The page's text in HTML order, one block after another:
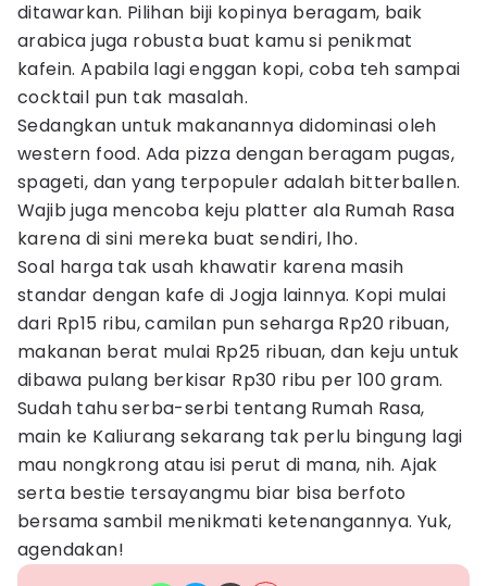
ditawarkan. Pilihan biji kopinya beragam, baik
arabica juga robusta buat kamu si penikmat
kafein. Apabila lagi enggan kopi, coba teh sampai
cocktail pun tak masalah.
Sedangkan untuk makanannya didominasi oleh
western food. Ada pizza dengan beragam pugas,
spageti, dan yang terpopuler adalah bitterballen.
Wajib juga mencoba keju platter ala Rumah Rasa
karena di sini mereka buat sendiri, lho.
Soal harga tak usah khawatir karena masih
standar dengan kafe di Jogja lainnya. Kopi mulai
dari Rp15 ribu, camilan pun seharga Rp20 ribuan,
makanan berat mulai Rp25 ribuan, dan keju untuk
dibawa pulang berkisar Rp30 ribu per 100 gram.
Sudah tahu serba-serbi tentang Rumah Rasa,
main ke Kaliurang sekarang tak perlu bingung lagi
mau nongkrong atau isi perut di mana, nih. Ajak
serta bestie tersayangmu biar bisa berfoto
bersama sambil menikmati ketenangannya. Yuk,
agendakan!